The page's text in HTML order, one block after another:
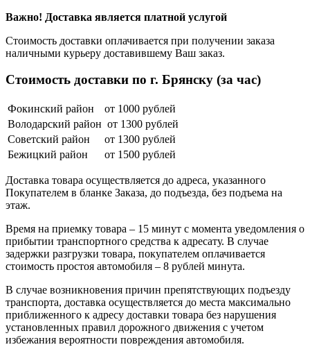
Важно! Доставка является платной услугой
Стоимость доставки оплачивается при получении заказа
наличными курьеру доставившему Ваш заказ.
Стоимость доставки по г. Брянску (за час)
Фокинский район
от 1000 рублей
Володарский район от 1300 рублей
Советский район
от 1300 рублей
Бежицкий район
от 1500 рублей
Доставка товара осуществляется до адреса, указанного
Покупателем в бланке Заказа, до подъезда, без подъема на
этаж.
Время на приемку товара – 15 минут с момента уведомления о
прибытии транспортного средства к адресату. В случае
задержки разгрузки товара, покупателем оплачивается
стоимость простоя автомобиля – 8 рублей минута.
В случае возникновения причин препятствующих подъезду
транспорта, доставка осуществляется до места максимально
приближенного к адресу доставки товара без нарушения
установленных правил дорожного движения с учетом
избежания вероятности повреждения автомобиля.